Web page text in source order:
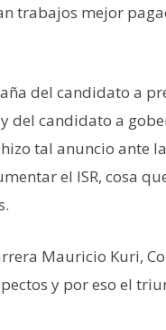
trabajos mejor
del candidato a
del candidato a
tal anuncio ante
el ISR, cosa
Mauricio Kuri,
y por eso el